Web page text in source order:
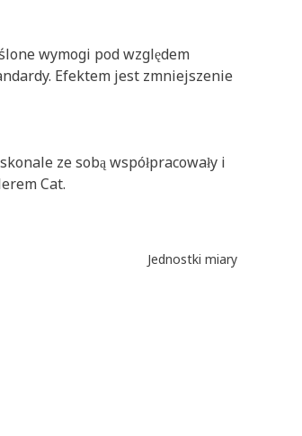
wymogi pod względem
Efektem jest zmniejszenie
ze sobą współpracowały i
Cat.
Jednostki miary